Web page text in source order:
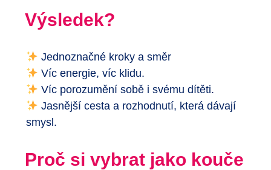
Výsledek?
Jednoznačné kroky a směr
Víc energie, víc klidu.
Víc porozumění sobě i svému dítěti.
Jasnější cesta a rozhodnutí, která dávají
smysl.
Proč si vybrat jako kouče